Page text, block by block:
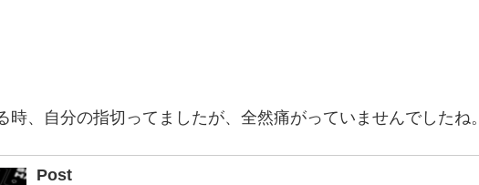
時、自分の指切ってましたが、全然痛がっていませんでしたね。
Post